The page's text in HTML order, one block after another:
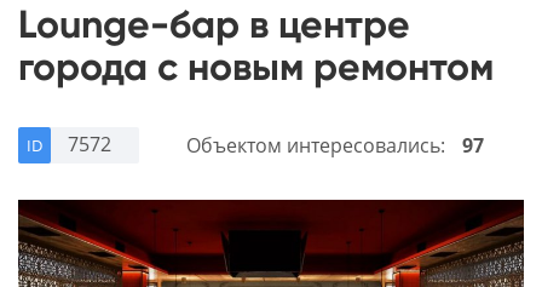
Lounge-бар в центре
города с новым ремонтом
ID 7572 Объектом интересовались: 97